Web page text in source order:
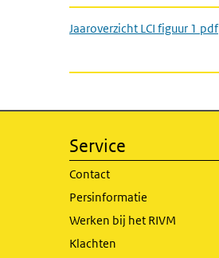
Jaaroverzicht LCI figuur 1 pdf
Service
Contact
Persinformatie
Werken bij het RIVM
Klachten